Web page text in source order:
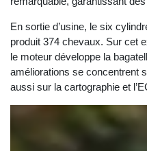
En sortie d’usine, le six
produit 374 chevaux. Sur cet
le moteur développe la
améliorations se concentrent
aussi sur la cartographie et